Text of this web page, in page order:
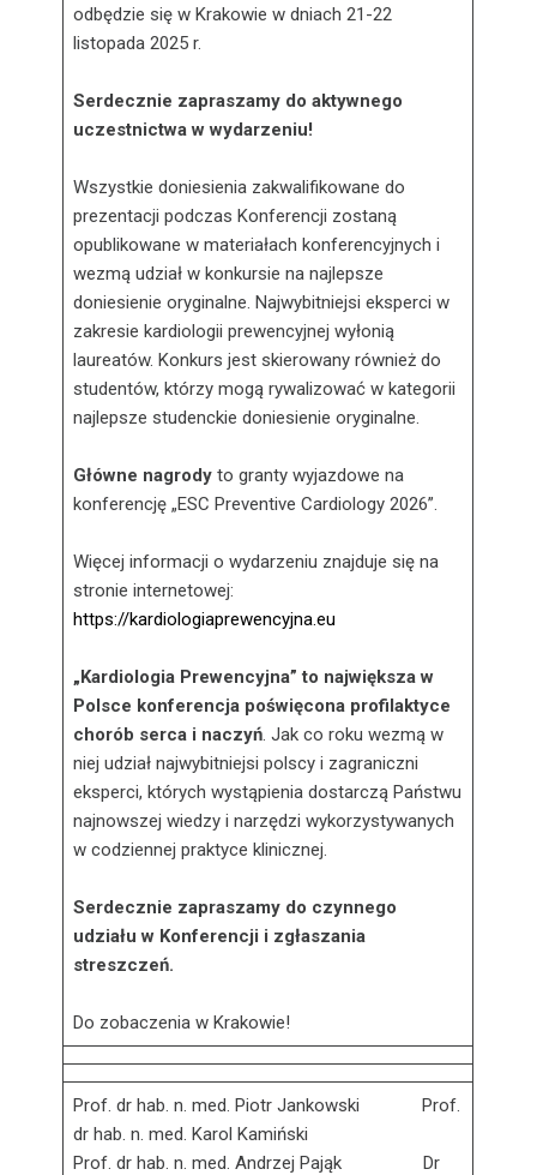
odbędzie się w Krakowie w dniach 21-22
listopada 2025 r.
Serdecznie zapraszamy do aktywnego
uczestnictwa w wydarzeniu!
Wszystkie doniesienia zakwalifikowane do
prezentacji podczas Konferencji zostaną
opublikowane w materiałach konferencyjnych i
wezmą udział w konkursie na najlepsze
doniesienie oryginalne. Najwybitniejsi eksperci w
zakresie kardiologii prewencyjnej wyłonią
laureatów. Konkurs jest skierowany również do
studentów, którzy mogą rywalizować w kategorii
najlepsze studenckie doniesienie oryginalne.
Główne nagrodyto granty wyjazdowe na
konferencję „ESC Preventive Cardiology 2026”.
Więcej informacji o wydarzeniu znajduje się na
stronie internetowej:
https://kardiologiaprewencyjna.eu
„Kardiologia Prewencyjna” to największa w
Polsce konferencja poświęcona profilaktyce
chorób serca i naczyń. Jak co roku wezmą w
niej udział najwybitniejsi polscy i zagraniczni
eksperci, których wystąpienia dostarczą Państwu
najnowszej wiedzy i narzędzi wykorzystywanych
w codziennej praktyce klinicznej.
Serdecznie zapraszamy do czynnego
udziału w Konferencji i zgłaszania
streszczeń.
Do zobaczenia w Krakowie!
Prof. dr hab. n. med. Piotr Jankowski Prof.
dr hab. n. med. Karol Kamiński
Prof. dr hab. n. med. Andrzej Pająk Dr